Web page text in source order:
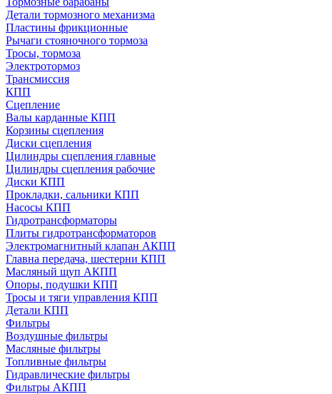
Детали тормозного механизма
Пластины фрикционные
Рычаги стояночного тормоза
Тросы, тормоза
Электротормоз
Трансмиссия
КПП
Сцепление
Валы карданные КПП
Корзины сцепления
Диски сцепления
Цилиндры сцепления главные
Цилиндры сцепления рабочие
Диски КПП
Прокладки, сальники КПП
Насосы КПП
Гидротрансформаторы
Плиты гидротрансформаторов
Электромагнитный клапан АКПП
Главна передача, шестерни КПП
Масляный щуп АКПП
Опоры, подушки КПП
Тросы и тяги управления КПП
Детали КПП
Фильтры
Воздушные фильтры
Масляные фильтры
Топливные фильтры
Гидравлические фильтры
Фильтры АКПП